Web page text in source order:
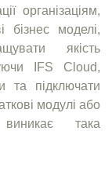
організаціям,
бізнес моделі,
якість
IFS Cloud,
та підключати
модулі або
така